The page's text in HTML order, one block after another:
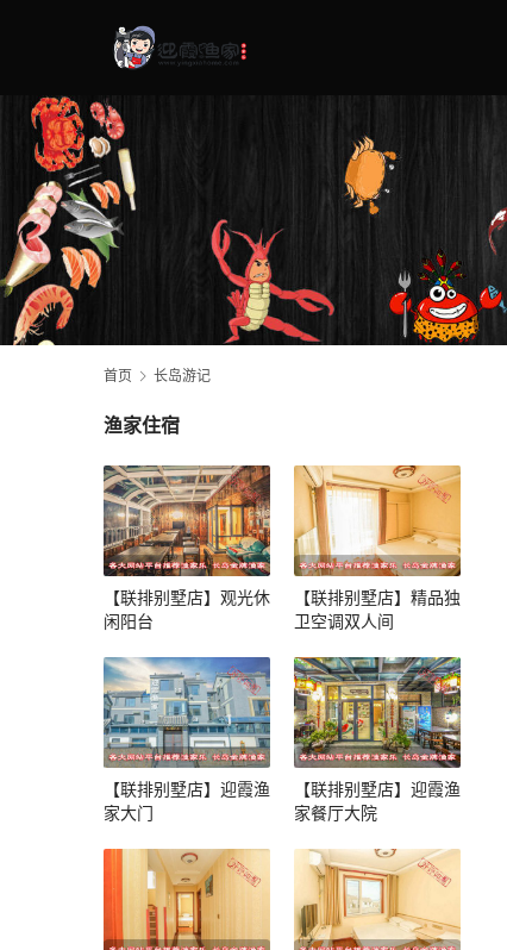
首页 长岛游记
渔家住宿
【联排别墅店】观光休
闲阳台
【联排别墅店】精品独
卫空调双人间
【联排别墅店】迎霞渔
家大门
【联排别墅店】迎霞渔
家餐厅大院